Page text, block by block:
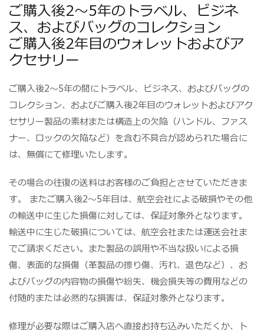
ご購入後2～5年のトラベル、ビジネ
ス、およびバッグのコレクション
ご購入後2年目のウォレットおよびア
クセサリー
ご購入後2～5年の間にトラベル、ビジネス、およびバッグの
コレクション、およびご購入後2年目のウォレットおよびアク
セサリー製品の素材または構造上の欠陥（ハンドル、ファス
ナー、ロックの欠陥など）を含む不具合が認められた場合に
は、無償にて修理いたします。
その場合の往復の送料はお客様のご負担とさせていただきま
す。 またご購入後2～5年目は、航空会社による破損やその他
の輸送中に生じた損傷に対しては、保証対象外となります。
輸送中に生じた破損については、航空会社または運送会社ま
でご請求ください。また製品の誤用や不当な扱いによる損
傷、表面的な損傷（革製品の擦り傷、汚れ、退色など）、お
よびバッグの内容物の損傷や紛失、機会損失等の費用などの
付随的または必然的な損害は、保証対象外となります。
修理が必要な際はご購入店へ直接お持ち込みいただくか、ト